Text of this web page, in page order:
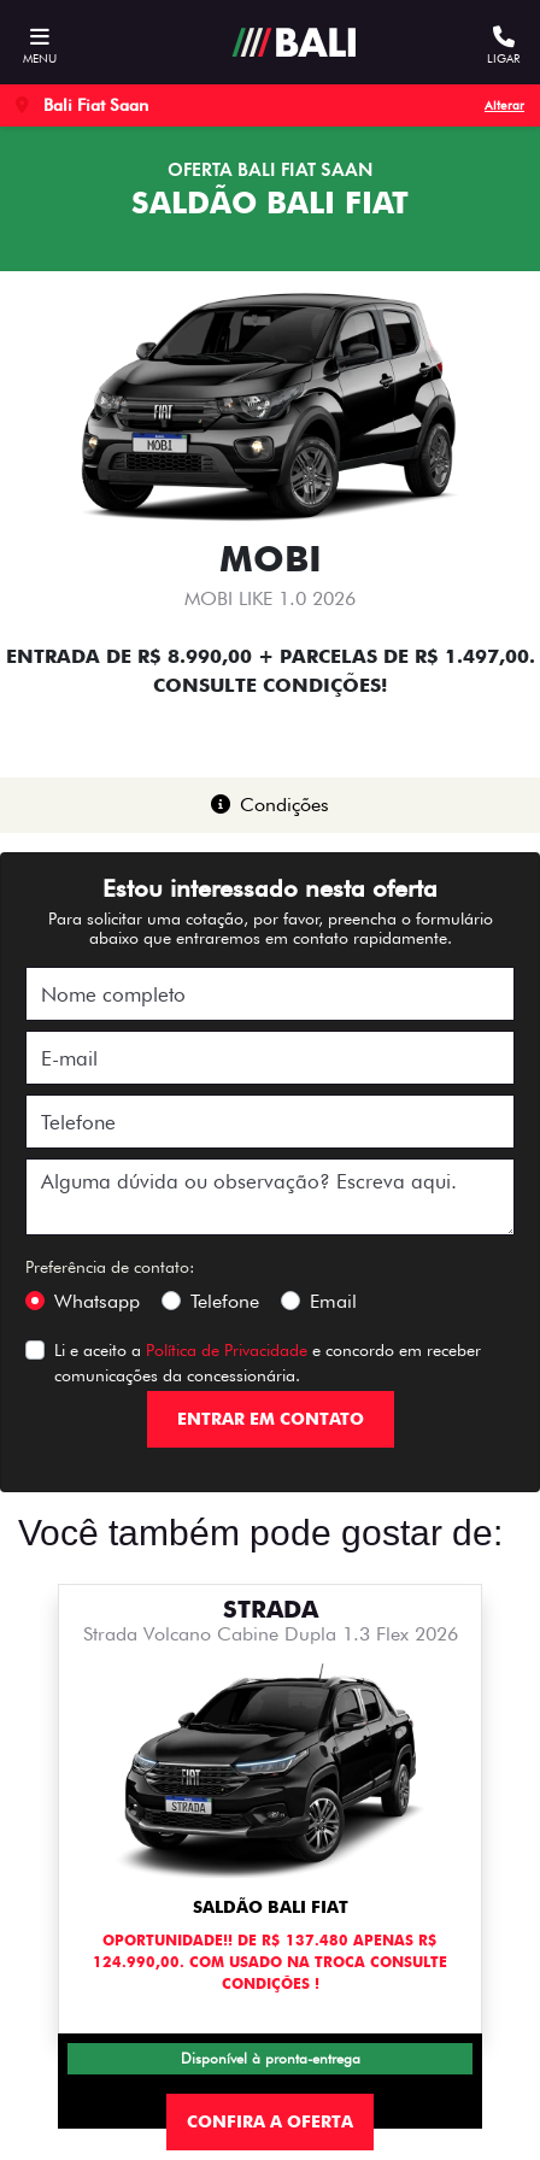
MENU LIGAR
Bali Fiat Saan Alterar
OFERTA BALI FIAT SAAN
SALDÃO BALI FIAT
MOBI
MOBI LIKE 1.0 2026
ENTRADA DE R$ 8.990,00 + PARCELAS DE R$ 1.497,00.
CONSULTE CONDIÇÕES!
Condições
Estou interessado nesta oferta
Para solicitar uma cotação, por favor, preencha o formulário
abaixo que entraremos em contato rapidamente.
Preferência de contato:
Whatsapp Telefone Email
Li e aceito a Política de Privacidade e concordo em receber
comunicações da concessionária.
ENTRAR EM CONTATO
Você também pode gostar de:
STRADA
Strada Volcano Cabine Dupla 1.3 Flex 2026
SALDÃO BALI FIAT
OPORTUNIDADE!! DE R$ 137.480 APENAS R$
124.990,00. COM USADO NA TROCA CONSULTE
CONDIÇÕES !
Disponível à pronta-entrega
CONFIRA A OFERTA